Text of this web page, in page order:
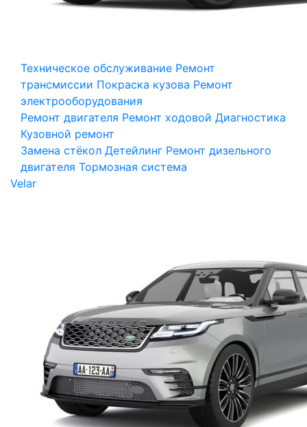
Техническое обслуживание Ремонт
трансмиссии Покраска кузова Ремонт
электрооборудования
Ремонт двигателя Ремонт ходовой Диагностика
Кузовной ремонт
Замена стёкол Детейлинг Ремонт дизельного
двигателя Тормозная система
Velar